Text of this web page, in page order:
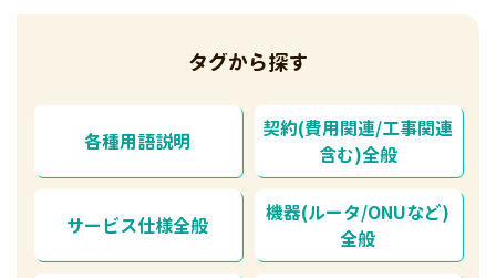
タグから探す
各種用語説明
契約(費用関連/工事関連
含む)全般
サービス仕様全般
機器(ルータ/ONUなど)
全般